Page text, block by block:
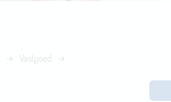
Vastgoed